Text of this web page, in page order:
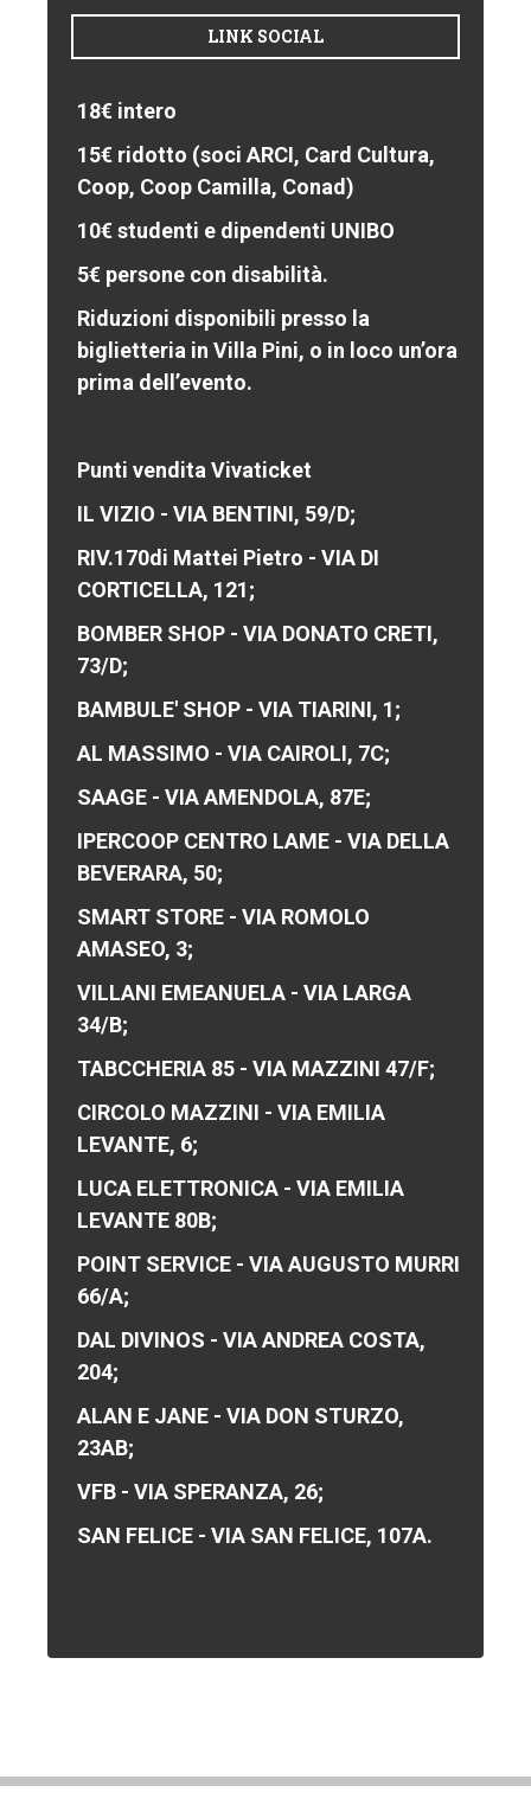
LINK SOCIAL
18€ intero
15€ ridotto (soci ARCI, Card Cultura,
Coop, Coop Camilla, Conad)
10€ studenti e dipendenti UNIBO
5€ persone con disabilità.
Riduzioni disponibili presso la
biglietteria in Villa Pini, o in loco un’ora
prima dell’evento.
Punti vendita Vivaticket
IL VIZIO - VIA BENTINI, 59/D;
RIV.170di Mattei Pietro - VIA DI
CORTICELLA, 121;
BOMBER SHOP - VIA DONATO CRETI,
73/D;
BAMBULE' SHOP - VIA TIARINI, 1;
AL MASSIMO - VIA CAIROLI, 7C;
SAAGE - VIA AMENDOLA, 87E;
IPERCOOP CENTRO LAME - VIA DELLA
BEVERARA, 50;
SMART STORE - VIA ROMOLO
AMASEO, 3;
VILLANI EMEANUELA - VIA LARGA
34/B;
TABCCHERIA 85 - VIA MAZZINI 47/F;
CIRCOLO MAZZINI - VIA EMILIA
LEVANTE, 6;
LUCA ELETTRONICA - VIA EMILIA
LEVANTE 80B;
POINT SERVICE - VIA AUGUSTO MURRI
66/A;
DAL DIVINOS - VIA ANDREA COSTA,
204;
ALAN E JANE - VIA DON STURZO,
23AB;
VFB - VIA SPERANZA, 26;
SAN FELICE - VIA SAN FELICE, 107A.